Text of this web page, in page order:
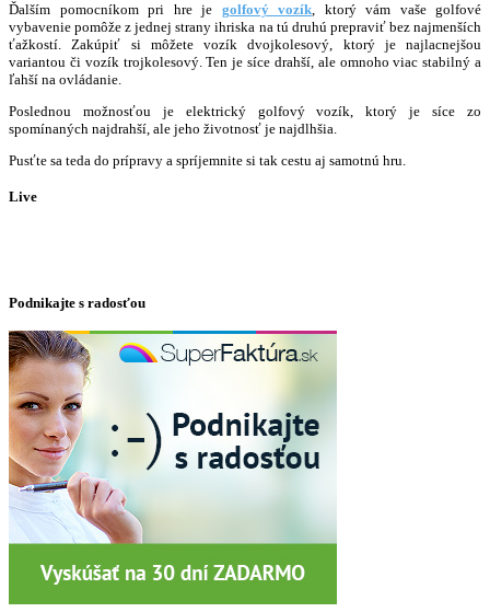
Ďalším pomocníkom pri hre je golfový vozík, ktorý vám vaše golfové
vybavenie pomôže z jednej strany ihriska na tú druhú prepraviť bez najmenších
ťažkostí. Zakúpiť si môžete vozík dvojkolesový, ktorý je najlacnejšou
variantou či vozík trojkolesový. Ten je síce drahší, ale omnoho viac stabilný a
ľahší na ovládanie.
Poslednou možnosťou je elektrický golfový vozík, ktorý je síce zo
spomínaných najdrahší, ale jeho životnosť je najdlhšia.
Pusťte sa teda do prípravy a spríjemnite si tak cestu aj samotnú hru.
Live
Podnikajte s radosťou